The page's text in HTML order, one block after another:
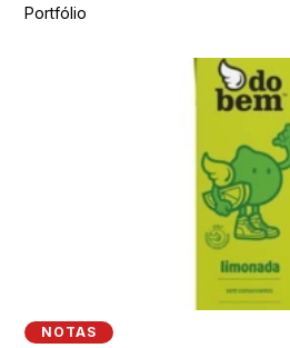
Portfólio
NOTAS